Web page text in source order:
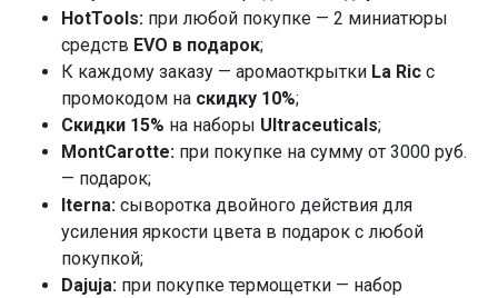
HotTools: при любой покупке — 2 миниатюры
средств EVO в подарок;
К каждому заказу — аромаоткрытки La Ric с
промокодом на скидку 10%;
Скидки 15% на наборы Ultraceuticals;
MontCarotte: при покупке на сумму от 3000 руб.
— подарок;
lterna: сыворотка двойного действия для
усиления яркости цвета в подарок с любой
покупкой;
Dajuja: при покупке термощетки — набор